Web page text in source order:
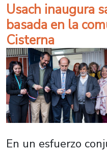
Usach inaugura
basada en la
Cisterna
En un esfuerzo